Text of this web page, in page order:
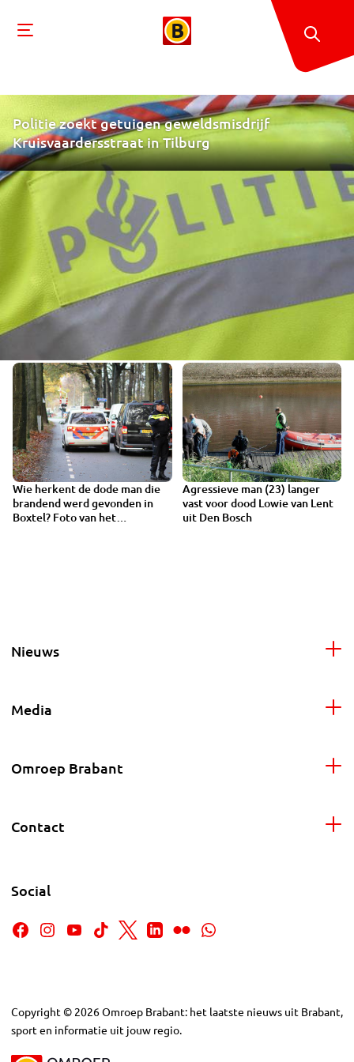
Politie zoekt getuigen geweldsmisdrijf
Kruisvaardersstraat in Tilburg
Wie herkent de dode man die
brandend werd gevonden in
Boxtel? Foto van het
Agressieve man (23) langer
vast voor dood Lowie van Lent
uit Den Bosch
Nieuws
Media
Omroep Brabant
Contact
Social
Copyright © 2026Omroep Brabant: het laatste nieuws uit Brabant,
sport en informatie uit jouw regio.